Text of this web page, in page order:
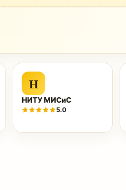
Н
НИТУ МИСиС
5.0